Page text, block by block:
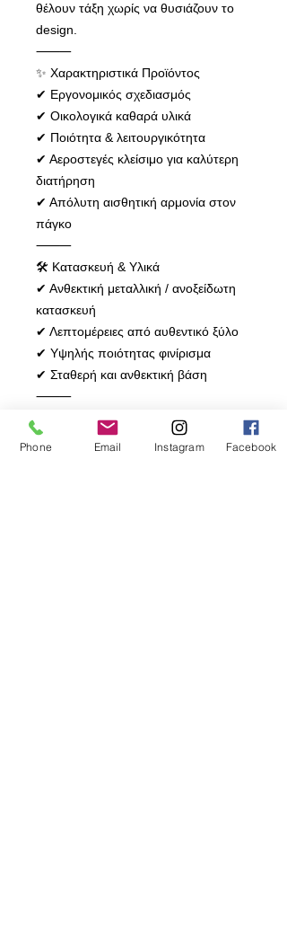
θέλουν τάξη χωρίς να θυσιάζουν το
design.
⸻
✨ Χαρακτηριστικά Προϊόντος
✔ Εργονομικός σχεδιασμός
✔ Οικολογικά καθαρά υλικά
✔ Ποιότητα & λειτουργικότητα
✔ Αεροστεγές κλείσιμο για καλύτερη
διατήρηση
✔ Απόλυτη αισθητική αρμονία στον
πάγκο
⸻
🛠 Κατασκευή & Υλικά
✔ Ανθεκτική μεταλλική / ανοξείδωτη
κατασκευή
✔ Λεπτομέρειες από αυθεντικό ξύλο
✔ Υψηλής ποιότητας φινίρισμα
✔ Σταθερή και ανθεκτική βάση
⸻
📏 Διαστάσεις Ψωμοθήκης
(L) 385 × (W) 190 × (H) 255 mm
Phone Email Instagram Facebook